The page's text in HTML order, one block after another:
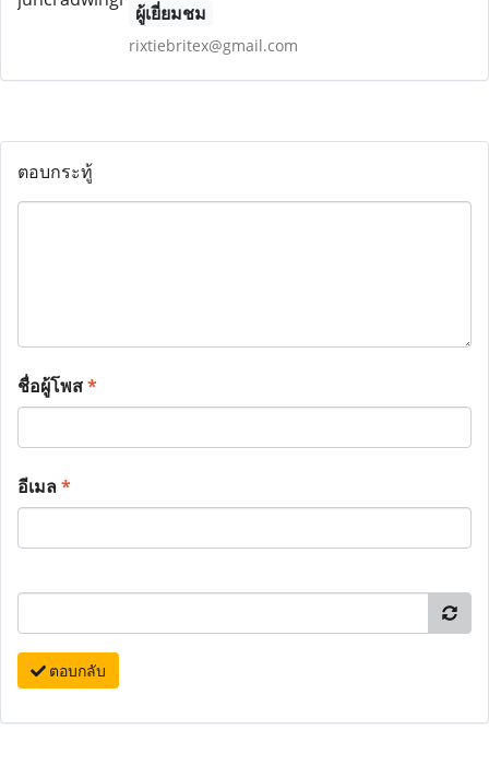
ผู้เยี่ยมชม
rixtiebritex@gmail.com
ตอบกระทู้
ชื่อผู้โพส*
อีเมล*
ตอบกลับ